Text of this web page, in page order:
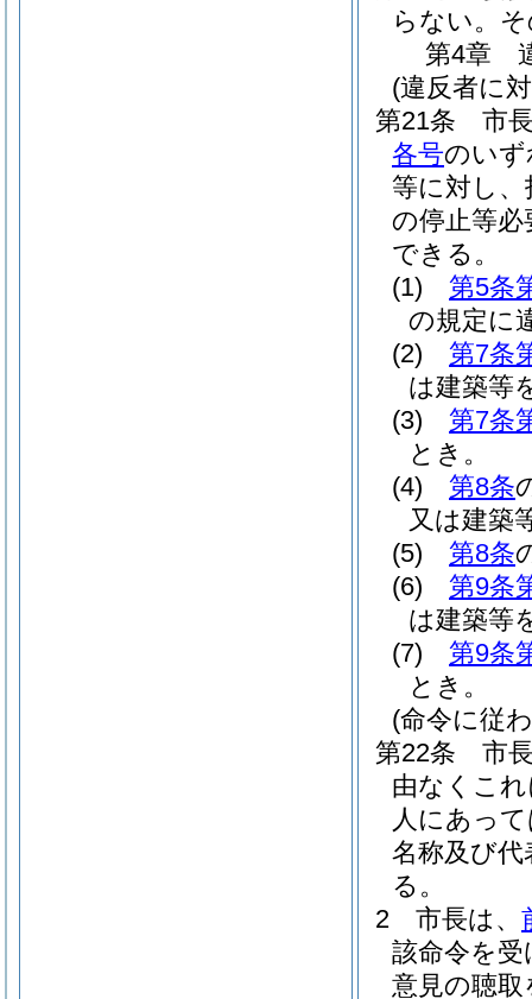
らない。
第4章
(違反者に
第21条
市
各号のいず
等に対し
の停止等
できる。
(1)
第5条
の規定に
(2)
第7条
は建築等
(3)
第7条
とき。
(4)
第8条
又は建築
(5)
第8条
(6)
第9条
は建築等
(7)
第9条
とき。
(命令に従
第22条
市
由なくこ
人にあっ
名称及び代
る。
2
市長は、
該命令を
意見の聴